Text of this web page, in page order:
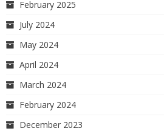
February 2025
July 2024
May 2024
April 2024
March 2024
February 2024
December 2023